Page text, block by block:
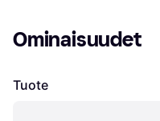
Ominaisuudet
Tuote